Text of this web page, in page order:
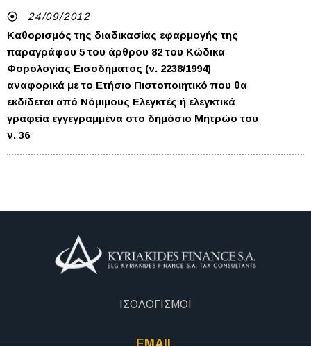
24/09/2012
Καθορισμός της διαδικασίας εφαρμογής της
παραγράφου 5 του άρθρου 82 του Κώδικα
Φορολογίας Εισοδήματος (ν. 2238/1994)
αναφορικά με το Ετήσιο Πιστοποιητικό που θα
εκδίδεται από Νόμιμους Ελεγκτές ή ελεγκτικά
γραφεία εγγεγραμμένα στο δημόσιο Μητρώο του
ν. 36
ΙΣΟΛΟΓΙΣΜΟΙ
EMAIL